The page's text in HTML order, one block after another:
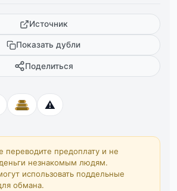
Источник
Показать дубли
Поделиться
⚠️
переводите предоплату и не
незнакомым людям.
использовать поддельные
обмана.